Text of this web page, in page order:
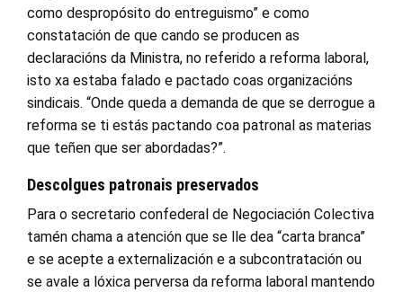
como despropósito do entreguismo” e como
constatación de que cando se producen as
declaracións da Ministra, no referido a reforma laboral,
isto xa estaba falado e pactado coas organizacións
sindicais. “Onde queda a demanda de que se derrogue a
reforma se ti estás pactando coa patronal as materias
que teñen que ser abordadas?”.
Descolgues patronais preservados
Para o secretario confederal de Negociación Colectiva
tamén chama a atención que se lle dea “carta branca”
e se acepte a externalización e a subcontratación ou
se avale a lóxica perversa da reforma laboral mantendo